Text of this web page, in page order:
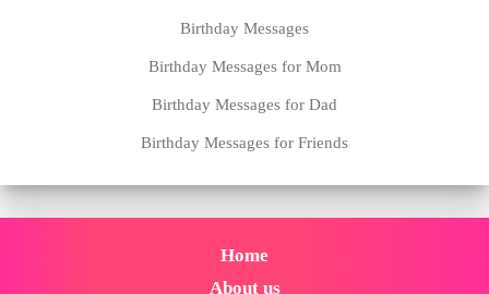
Birthday Messages
Birthday Messages for Mom
Birthday Messages for Dad
Birthday Messages for Friends
Home
About us